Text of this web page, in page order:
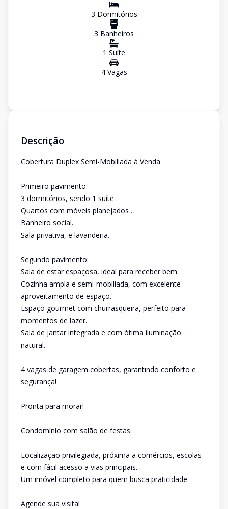
3 Dormitórios
3 Banheiros
1 Suíte
4Vagas
Descrição
Cobertura Duplex Semi-Mobiliada à Venda
Primeiro pavimento:
3 dormitórios, sendo 1 suíte .
Quartos com móveis planejados .
Banheiro social.
Sala privativa, e lavanderia.
Segundo pavimento:
Sala de estar espaçosa, ideal para receber bem.
Cozinha ampla e semi-mobiliada, com excelente
aproveitamento de espaço.
Espaço gourmet com churrasqueira, perfeito para
momentos de lazer.
Sala de jantar integrada e com ótima iluminação
natural.
4 vagas de garagem cobertas, garantindo conforto e
segurança!
Pronta para morar!
Condomínio com salão de festas.
Localização privilegiada, próxima a comércios, escolas
e com fácil acesso a vias principais.
Um imóvel completo para quem busca praticidade.
Agende sua visita!